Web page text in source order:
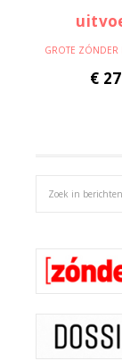
GROTE ZÓNDER
€